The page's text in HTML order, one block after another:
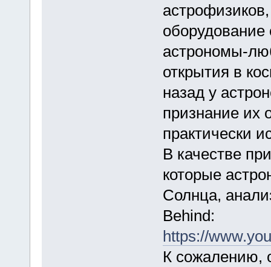
астрономы-
открытия в
назад у
признание их
практически
В качестве
которые
Солнца,
Behind:
https://
К сожалению,